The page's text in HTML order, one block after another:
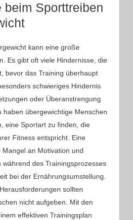
beim Sporttreiben
kann eine große
Es gibt oft viele Hindernisse, die
bevor das Training überhaupt
schwieriges Hindernis
oder Überanstrengung
haben übergewichtige Menschen
eine Sportart zu finden, die
Fitness entspricht. Eine
an Motivation und
während des Trainingsprozesses
bei der Ernährungsumstellung.
sollten
nicht aufgeben. Mit den
effektiven Trainingsplan